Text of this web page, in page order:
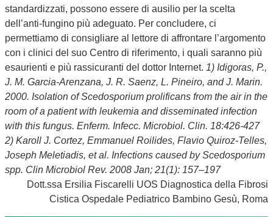
standardizzati, possono essere di ausilio per la scelta
dell’anti-fungino più adeguato. Per concludere, ci
permettiamo di consigliare al lettore di affrontare l’argomento
con i clinici del suo Centro di riferimento, i quali saranno più
esaurienti e più rassicuranti del dottor Internet. 1) Idigoras, P.,
J. M. Garcia-Arenzana, J. R. Saenz, L. Pineiro, and J. Marin.
2000. Isolation of Scedosporium prolificans from the air in the
room of a patient with leukemia and disseminated infection
with this fungus. Enferm. Infecc. Microbiol. Clin. 18:426-427
2) Karoll J. Cortez, Emmanuel Roilides, Flavio Quiroz-Telles,
Joseph Meletiadis, et al. Infections caused by Scedosporium
spp. Clin Microbiol Rev. 2008 Jan; 21(1): 157–197
Dott.ssa Ersilia Fiscarelli UOS Diagnostica della Fibrosi
Cistica Ospedale Pediatrico Bambino Gesù, Roma